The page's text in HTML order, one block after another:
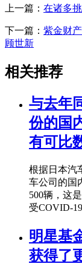
上一篇： 在诸多
下一篇： 紫金财
顾世新
相关推荐
与去年
份的国
有可比
根据日本汽
车公司的国
500辆，这
受COVID-
明星基
获得了